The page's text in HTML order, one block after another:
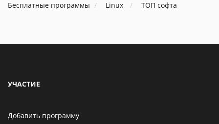
Бесплатные программы Linux ТОП софта
УЧАСТИЕ
Добавить программу